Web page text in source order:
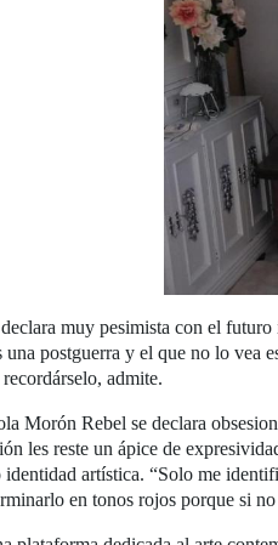
muy pesimista con el futuro
una postguerra y el que no lo vea
admite.
Morón Rebel se declara
les reste un ápice de
artística. “Solo me
en tonos rojos porque si